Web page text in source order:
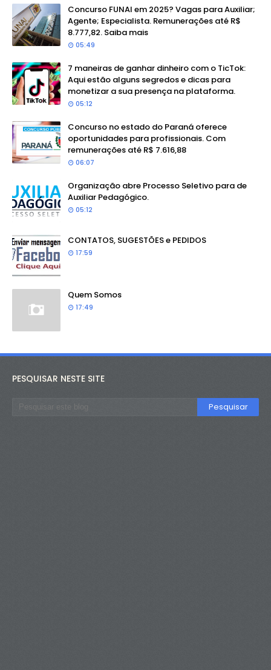
Concurso FUNAI em 2025? Vagas para Auxiliar;
Agente; Especialista. Remunerações até R$
8.777,82. Saiba mais
05:49
7 maneiras de ganhar dinheiro com o TicTok:
Aqui estão alguns segredos e dicas para
monetizar a sua presença na plataforma.
05:12
Concurso no estado do Paraná oferece
oportunidades para profissionais. Com
remunerações até R$ 7.616,88
06:07
Organização abre Processo Seletivo para de
Auxiliar Pedagógico.
05:12
CONTATOS, SUGESTÕES e PEDIDOS
17:59
Quem Somos
17:49
PESQUISAR NESTE SITE